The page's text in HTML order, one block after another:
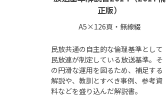
正版）
A5×126頁・無線綴
民放共通の自主的な倫理基準として
民放連が制定している放送基準。そ
の円滑な運用を図るため、補足する
解説や、教訓とすべき事例、参考資
料などを盛り込んだ解説書。